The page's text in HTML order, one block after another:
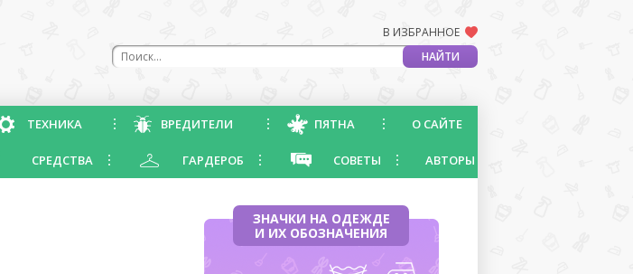
В ИЗБРАННОЕ
ТЕХНИКА ВРЕДИТЕЛИ ПЯТНА О САЙТЕ
СРЕДСТВА ГАРДЕРОБ СОВЕТЫ АВТОРЫ
ЗНАЧКИ НА ОДЕЖДЕ
И ИХ ОБОЗНАЧЕНИЯ